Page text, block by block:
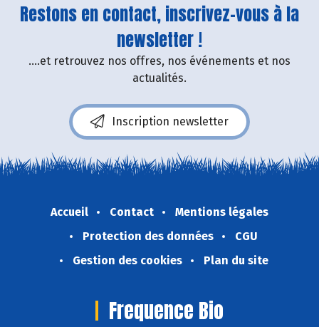
Restons en contact, inscrivez-vous à la
newsletter !
....et retrouvez nos offres, nos événements et nos
actualités.
Inscription newsletter
Accueil Contact
Mentions légales
Protection des données
CGU
Gestion des cookies
Plan du site
Frequence Bio